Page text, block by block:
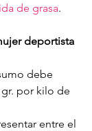
de grasa.
deportista
debe
gr. por kilo de
entre el